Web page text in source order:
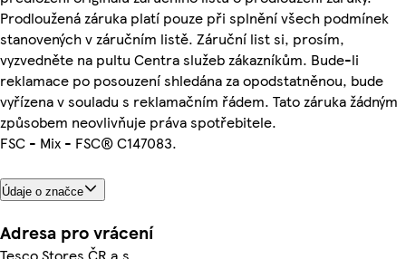
Prodloužená záruka platí pouze při splnění všech podmínek
stanovených v záručním listě. Záruční list si, prosím,
vyzvedněte na pultu Centra služeb zákazníkům. Bude-li
reklamace po posouzení shledána za opodstatněnou, bude
vyřízena v souladu s reklamačním řádem. Tato záruka žádným
způsobem neovlivňuje práva spotřebitele.
FSC - Mix - FSC® C147083.
Údaje o značce
Adresa pro vrácení